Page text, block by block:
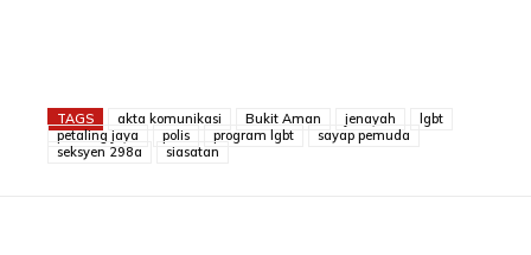
TAGS akta komunikasi Bukit Aman jenayah
lgbt
petaling jaya
polis program lgbt
sayap pemuda
seksyen 298a
siasatan